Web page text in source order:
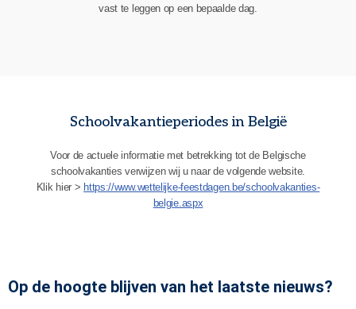
vast te leggen op een bepaalde dag.
Schoolvakantieperiodes in België
Voor de actuele informatie met betrekking tot de Belgische
schoolvakanties verwijzen wij u naar de volgende website.
Klik hier > https://www.wettelijke-feestdagen.be/schoolvakanties-
belgie.aspx
Op de hoogte blijven van het laatste nieuws?